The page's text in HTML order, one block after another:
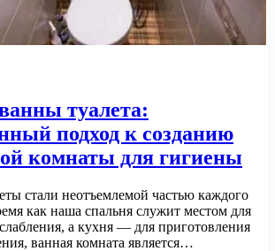
туалета:
подход к созданию
комнаты для гигиены
стали неотъемлемой частью каждого
как наша спальня служит местом для
а кухня — для приготовления
ванная комната является…